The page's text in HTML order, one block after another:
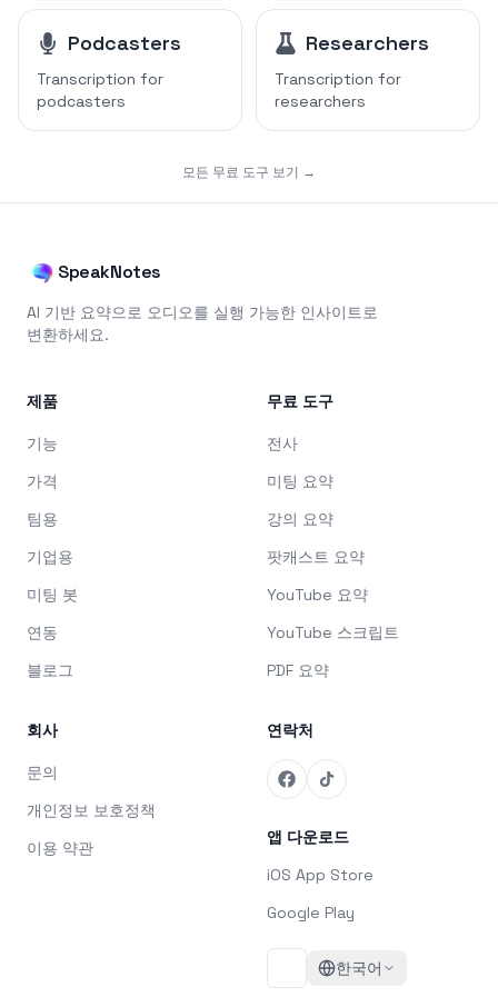
Podcasters
Transcription for
podcasters
Researchers
Transcription for
researchers
모든 무료 도구 보기 →
SpeakNotes
AI 기반 요약으로 오디오를 실행 가능한 인사이트로
변환하세요.
제품
기능
가격
팀용
기업용
미팅 봇
연동
블로그
무료 도구
전사
미팅 요약
강의 요약
팟캐스트 요약
YouTube 요약
YouTube 스크립트
PDF 요약
회사
문의
개인정보 보호정책
이용 약관
연락처
앱 다운로드
iOS App Store
Google Play
한국어